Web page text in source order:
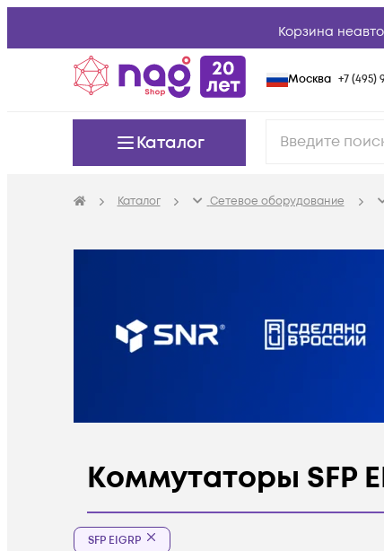
Корзина
Москва +7 (495)
Каталог
Каталог Сетевое оборудование
Коммутаторы SFP
SFP EIGRP